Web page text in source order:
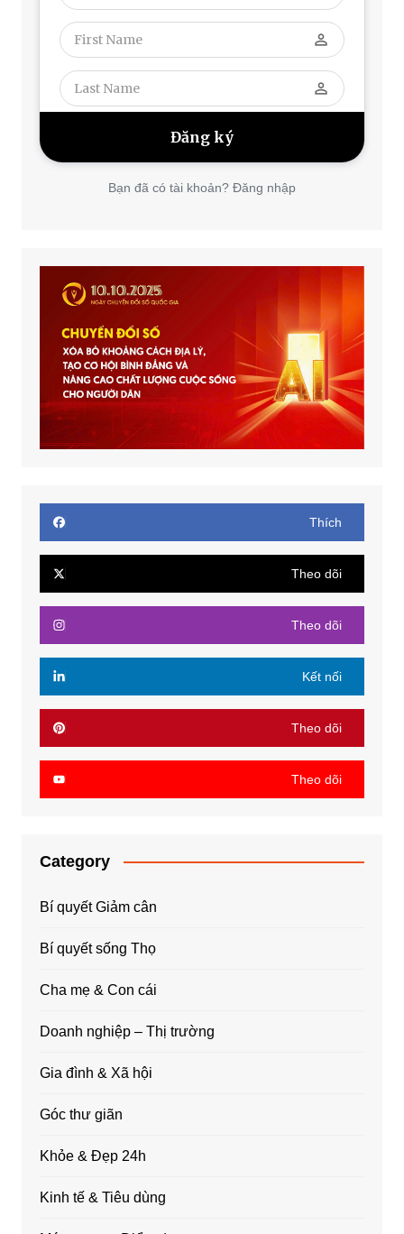
perm_identity
perm_identity
Bạn đã có tài khoản? Đăng nhập
Thích
Theo dõi
Theo dõi
Kết nối
Theo dõi
Theo dõi
Category
Bí quyết Giảm cân
Bí quyết sống Thọ
Cha mẹ & Con cái
Doanh nghiệp – Thị trường
Gia đình & Xã hội
Góc thư giãn
Khỏe & Đẹp 24h
Kinh tế & Tiêu dùng